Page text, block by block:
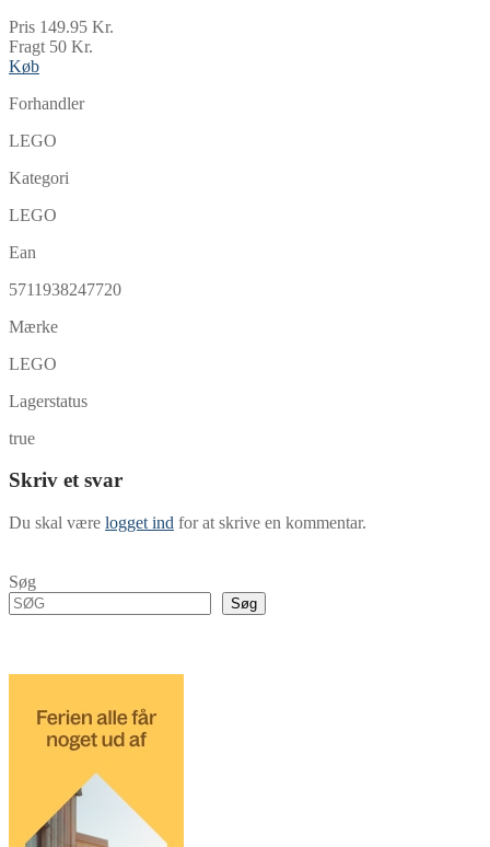
Pris 149.95 Kr.
Fragt 50 Kr.
Køb
Forhandler
LEGO
Kategori
LEGO
Ean
5711938247720
Mærke
LEGO
Lagerstatus
true
Skriv et svar
Du skal være logget ind for at skrive en kommentar.
Søg
Søg